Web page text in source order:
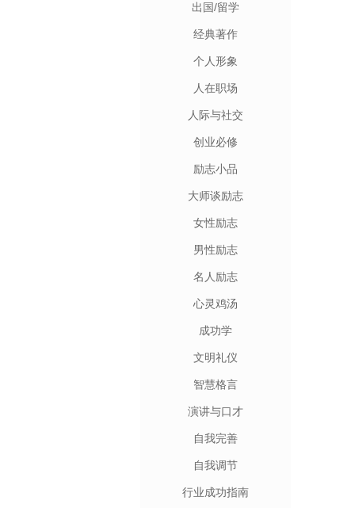
出国/留学
经典著作
个人形象
人在职场
人际与社交
创业必修
励志小品
大师谈励志
女性励志
男性励志
名人励志
心灵鸡汤
成功学
文明礼仪
智慧格言
演讲与口才
自我完善
自我调节
行业成功指南